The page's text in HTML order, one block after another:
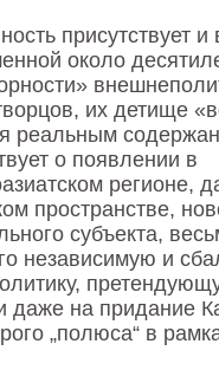
присутствует
около
их детище
реальным
о появлении в
регионе,
пространстве,
субъекта,
независимую и
даже на придание
„полюса“ в